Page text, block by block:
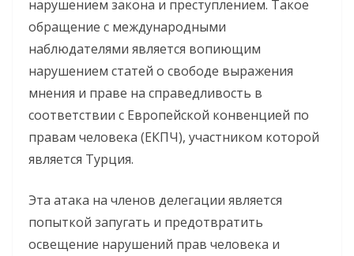
нарушением закона и преступлением. Такое
обращение с международными
наблюдателями является вопиющим
нарушением статей о свободе выражения
мнения и праве на справедливость в
соответствии с Европейской конвенцией по
правам человека (ЕКПЧ), участником которой
является Турция.
Эта атака на членов делегации является
попыткой запугать и предотвратить
освещение нарушений прав человека и